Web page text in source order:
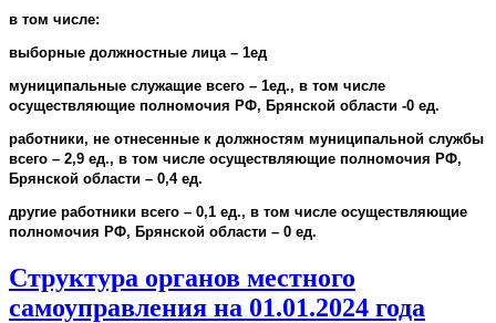
в том числе:
выборные должностные лица – 1ед
муниципальные служащие всего – 1ед., в том числе
осуществляющие полномочия РФ, Брянской области -0 ед.
работники, не отнесенные к должностям муниципальной службы
всего – 2,9 ед., в том числе осуществляющие полномочия РФ,
Брянской области – 0,4 ед.
другие работники всего – 0,1 ед., в том числе осуществляющие
полномочия РФ, Брянской области – 0 ед.
Структура органов местного
самоуправления на 01.01.2024 года